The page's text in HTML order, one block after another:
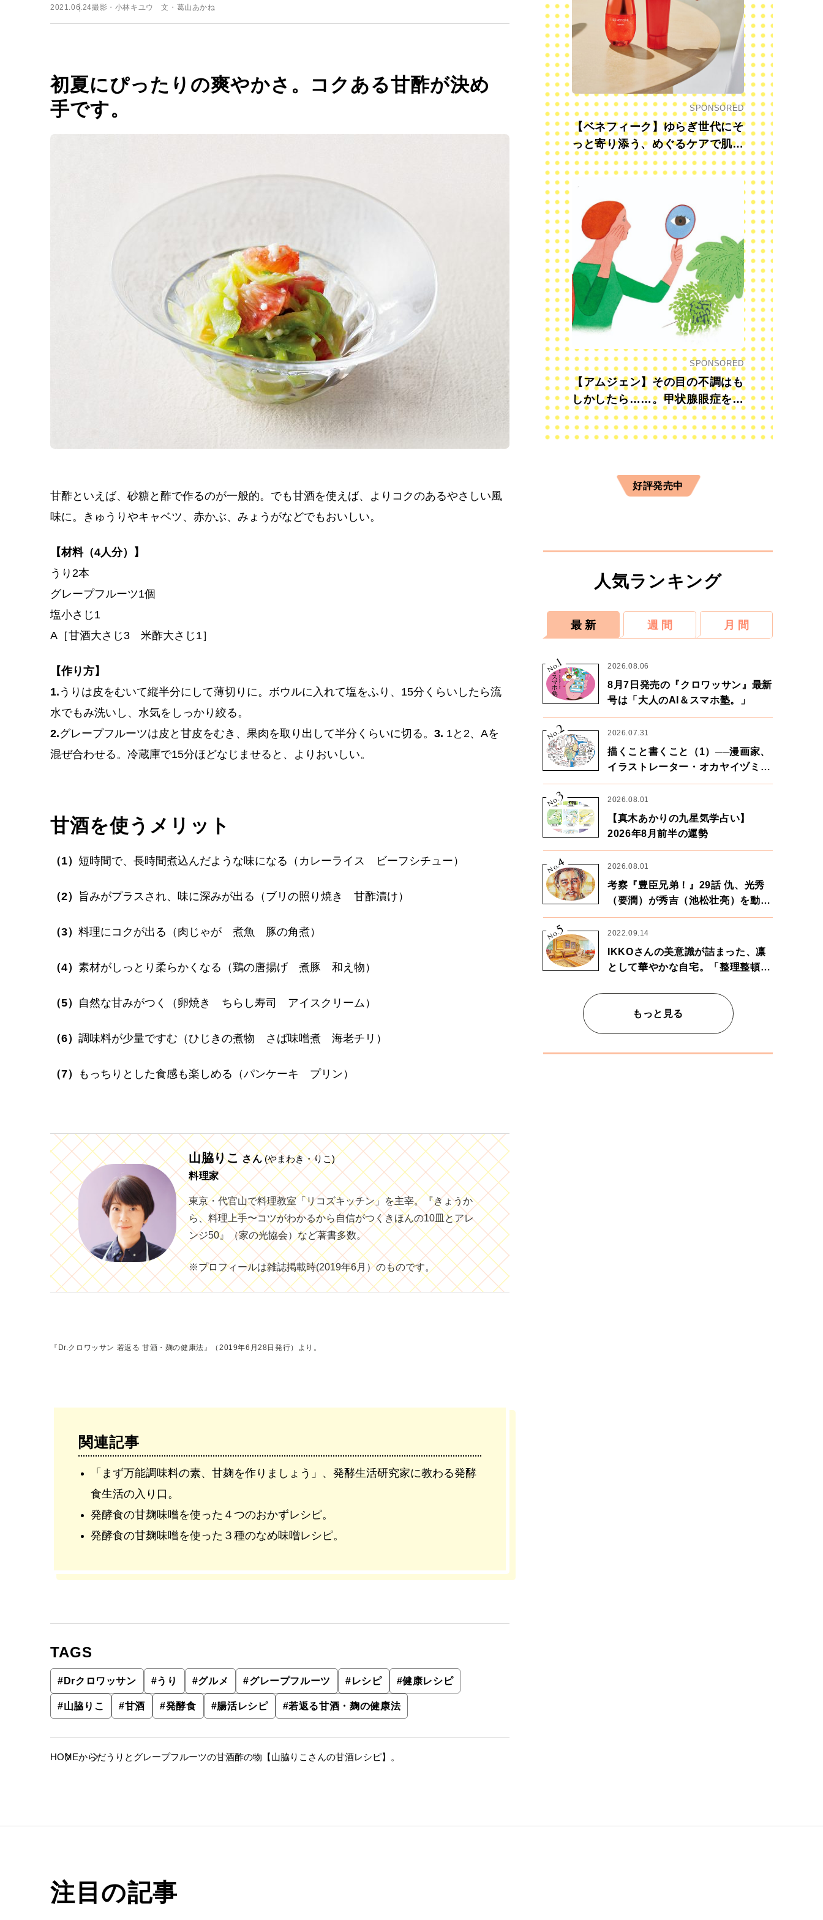
2021.06.24撮影・小林キユウ 文・葛山あかね
初夏にぴったりの爽やかさ。コクある甘酢が決め
手です。
甘酢といえば、砂糖と酢で作るのが一般的。でも甘酒を使えば、よりコクのあるやさしい風
味に。きゅうりやキャベツ、赤かぶ、みょうがなどでもおいしい。
【材料（4人分）】
うり2本
グレープフルーツ1個
塩小さじ1
A［甘酒大さじ3 米酢大さじ1］
【作り方】
1. うりは皮をむいて縦半分にして薄切りに。ボウルに入れて塩をふり、15分くらいしたら流
水でもみ洗いし、水気をしっかり絞る。
2.グレープフルーツは皮と甘皮をむき、果肉を取り出して半分くらいに切る。 3. 1と2、Aを
混ぜ合わせる。冷蔵庫で15分ほどなじませると、よりおいしい。
甘酒を使うメリット
（1） 短時間で、長時間煮込んだような味になる（カレーライス ビーフシチュー）
（2） 旨みがプラスされ、味に深みが出る（ブリの照り焼き 甘酢漬け）
（3） 料理にコクが出る（肉じゃが 煮魚 豚の角煮）
（4） 素材がしっとり柔らかくなる（鶏の唐揚げ 煮豚 和え物）
（5） 自然な甘みがつく（卵焼き ちらし寿司 アイスクリーム）
（6） 調味料が少量ですむ（ひじきの煮物 さば味噌煮 海老チリ）
（7） もっちりとした食感も楽しめる（パンケーキ プリン）
山脇りこ さん (やまわき・りこ)
料理家
東京・代官山で料理教室「リコズキッチン」を主宰。『きょうか
ら、料理上手〜コツがわかるから自信がつくきほんの10皿とアレ
ンジ50』（家の光協会）など著書多数。
※プロフィールは雑誌掲載時(2019年6月）のものです。
『Dr.クロワッサン 若返る 甘酒・麹の健康法』（2019年6月28日発行）より。
関連記事
「まず万能調味料の素、甘麹を作りましょう」、発酵生活研究家に教わる発酵
食生活の入り口。
発酵食の甘麹味噌を使った４つのおかずレシピ。
発酵食の甘麹味噌を使った３種のなめ味噌レシピ。
TAGS
# Drクロワッサン #うり #グルメ #グレープフルーツ #レシピ #健康レシピ
#山脇りこ #甘酒 #発酵食 #腸活レシピ #若返る甘酒・麹の健康法
HOMEからだうりとグレープフルーツの甘酒酢の物【山脇りこさんの甘酒レシピ】。
SPONSORED
【ベネフィーク】ゆらぎ世代にそ
っと寄り添う、めぐるケアで肌も
心も前向きに
SPONSORED
【アムジェン】その目の不調はも
しかしたら……。甲状腺眼症を知
っていますか？
好評発売中
人気ランキング
最 新 週 間 月 間
No.
1 2026.08.06
8月7日発売の『クロワッサン』最新
号は「大人のAI＆スマホ塾。」
No.2 2026.07.31
描くこと書くこと（1）──漫画家、
イラストレーター・オカヤイヅミさ
ん×漫画家・鶴谷香央理さん
No.
3 2026.08.01
【真木あかりの九星気学占い】
2026年8月前半の運勢
No.
4 2026.08.01
考察『豊臣兄弟！』29話 仇、光秀
（要潤）が秀吉（池松壮亮）を動か
す。天下に向けた兄弟の分岐点。
No.
5 2022.09.14
IKKOさんの美意識が詰まった、凛
として華やかな自宅。「整理整頓は
もっと見る
注目の記事